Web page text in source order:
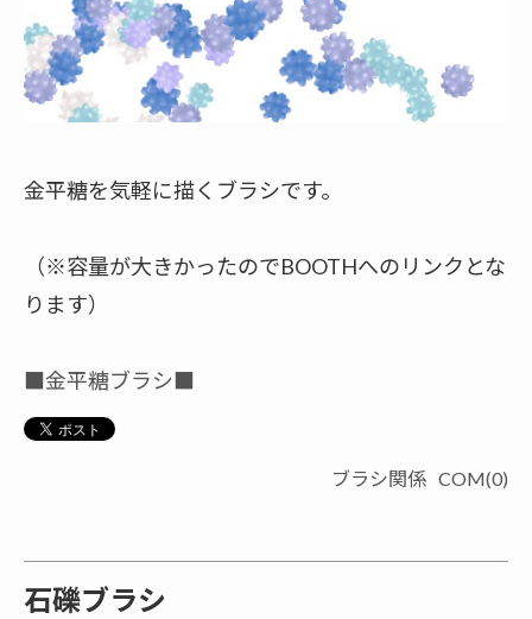
金平糖を気軽に描くブラシです。
（※容量が大きかったのでBOOTHへのリンクとな
ります）
■金平糖ブラシ■
ブラシ関係 COM(0)
石礫ブラシ